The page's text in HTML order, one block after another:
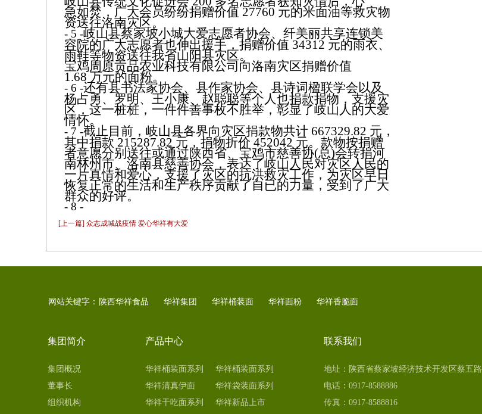
急如焚，广大会员纷纷捐赠价值 27760 元的米面油等救灾物
资送往洛南灾区。
- 5 -岐山县蔡家坡小城大爱志愿者协会、纤美丽共享连锁美
容院的广大志愿者也伸出援手，捐赠价值 34312 元的雨衣、
雨鞋等物资送往我省山阳县灾区。
宝鸡周原贡品农业科技有限公司向洛南灾区捐赠价值
1.68 万元的面粉。
- 6 -还有县书法家协会、县作家协会、县诗词楹联学会以及
杨占勇、罗明、王小康、赵聪聪等个人也捐款捐物，支援灾
区，这一桩桩，一件件善事枚不胜举，彰显了岐山人的大爱
情怀。
- 7 -截止目前，岐山县各界向灾区捐款物共计 667329.82 元，
其中捐款 215287.82 元，捐物折价 452042 元。款物按捐赠
者意愿分别送往或通过陕西省、宝鸡市慈善协(总)会转捐河
南林州市、洛南县慈善协会，表达了岐山人民对灾区人民的
一片真情和爱心，支援了灾区的抗洪救灾工作，为灾区早日
恢复正常的生活和生产秩序贡献了自已的力量，受到了广大
群众的好评。
- 8 -
[上一篇] 众志成城战疫情 爱心华祥有大爱
网站关键字： 陕西华祥食品 华祥集团 华祥桶装面 华祥面粉 华祥香脆面
集团简介
集团概况
董事长
组织机构
产品中心
华祥桶装面系列
（非油炸）
华祥桶装面系列
（油炸）
华祥清真伊面
华祥袋装面系列
（油炸）
华祥干吃面系列 华祥新品上市
联系我们
地址：陕西省蔡家坡经济技术开发区蔡五路
电话：0917-8588886
传真：0917-8588816